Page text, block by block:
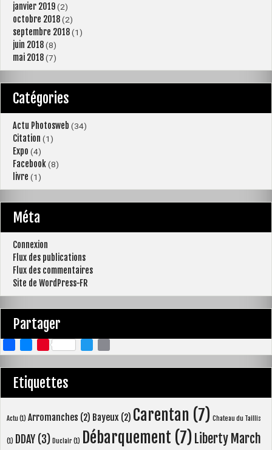
janvier 2019 (2)
octobre 2018 (2)
septembre 2018 (1)
juin 2018 (8)
mai 2018 (7)
Catégories
Actu Photosweb (34)
Citation (1)
Expo (4)
Facebook (8)
livre (1)
Méta
Connexion
Flux des publications
Flux des commentaires
Site de WordPress-FR
Partager
c
e
o
o
s
n
g
P
n
t
r
e
e
r
Etiquettes
Actu (1) Arromanches (2) Bayeux (2) Carentan (7) Chateau du Taillis
(1) DDAY (3) Duclair (1) Débarquement (7) Liberty March